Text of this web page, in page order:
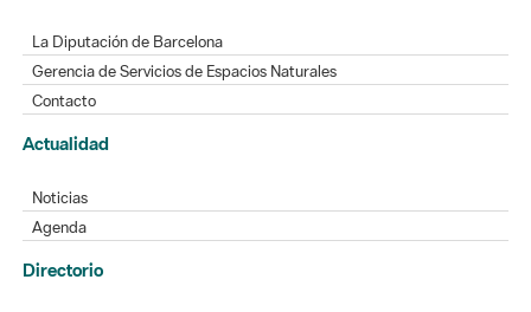
La Diputación de Barcelona
Gerencia de Servicios de Espacios Naturales
Contacto
Actualidad
Noticias
Agenda
Directorio